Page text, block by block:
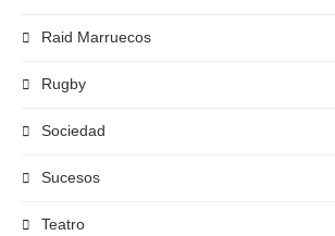
Raid Marruecos
Rugby
Sociedad
Sucesos
Teatro